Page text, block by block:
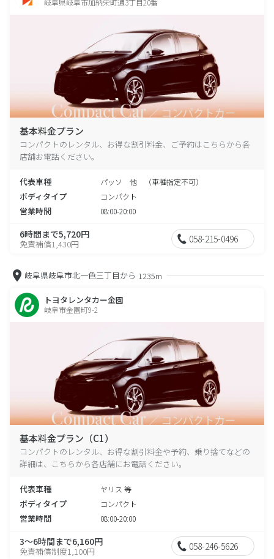
岐阜県岐阜市加納栄町通3丁目20番
基本料金プラン
コンパクトのレンタル、お得な割引料金、ご予約はこちらから各
店舗お電話ください。
代表車種 パッソ 他 （車種指定不可）
ボディタイプ コンパクト
営業時間 08:00-20:00
6時間まで5,720円
免責補償1,430円 058-215-0496
岐阜県岐阜市北一色三丁目から 1235m
トヨタレンタカー金園
岐阜市金園町9-2
基本料金プラン（C1）
コンパクトのレンタル、お得な割引料金や予約、乗り捨てなどの
詳細は、こちらから各店舗にお電話ください。
代表車種 ヤリス 等
ボディタイプ コンパクト
営業時間 08:00-20:00
3～6時間まで6,160円
免責補償制度1,100円 058-246-5626